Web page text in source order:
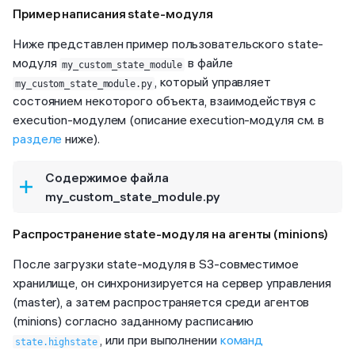
Пример написания state-модуля
Ниже представлен пример пользовательского state-
модуля my_custom_state_module в файле
my_custom_state_module.py , который управляет
состоянием некоторого объекта, взаимодействуя с
execution-модулем (описание execution-модуля см. в
разделе ниже).
Содержимое файла
my_custom_state_module.py
Распространение state-модуля на агенты (minions)
После загрузки state-модуля в S3-совместимое
хранилище, он синхронизируется на сервер управления
(master), а затем распространяется среди агентов
(minions) согласно заданному расписанию
state.highstate , или при выполнении команд